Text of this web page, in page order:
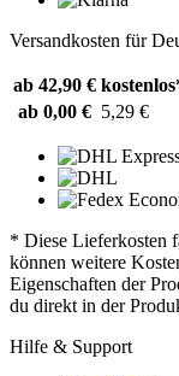
Versandkosten für
ab 42,90 €
ab 0,00 € 5,29 €
* Diese Lieferkosten
können weitere
Eigenschaften der
du direkt in der
Hilfe & Support